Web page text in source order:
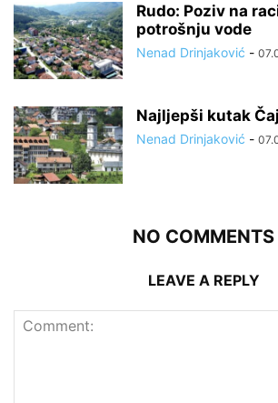
Rudo: Poziv na
potrošnju vode
Nenad Drinjaković -
Najljepši kutak
Nenad Drinjaković -
NO COMMENTS
LEAVE A REPLY